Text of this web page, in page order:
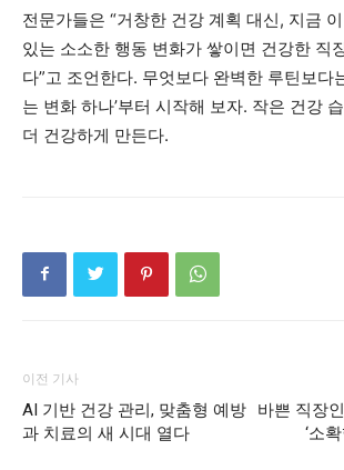
전문가들은 “거창한 건강 계획 대신, 지금
있는 소소한 행동 변화가 쌓이면 건강한 직
다”고 조언한다. 무엇보다 완벽한 루틴보다
는 변화 하나’부터 시작해 보자. 작은 건강
더 건강하게 만든다.
이전 기사
AI 기반 건강 관리, 맞춤형 예방
과 치료의 새 시대 열다
바쁜 직장
‘소